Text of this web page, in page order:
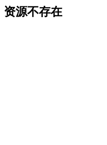
资源不存在